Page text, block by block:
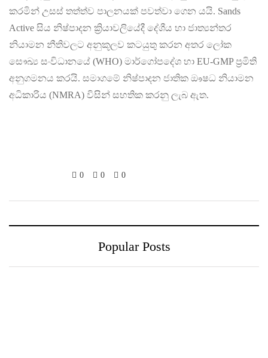
කරමින් උසස් තත්ත්ව පාලනයක් පවත්වා ගෙන යයි. Sands
Active සිය නිෂ්පාදන ක්‍රියාවලියේදී දේශීය හා ජාත්‍යන්තර
නියාමන නීතිවලට අනුකූලව කටයුතු කරන අතර ලෝක
සෞඛ්‍ය සංවිධානයේ (WHO) මාර්ගෝපදේශ හා EU-GMP ප්‍රමිති
අනුගමනය කරයි. සමාගමේ නිෂ්පාදන ජාතික ඖෂධ නියාමන
අධිකාරිය (NMRA) විසින් සහතික කරනු ලැබ ඇත.
0 0 0
Popular Posts